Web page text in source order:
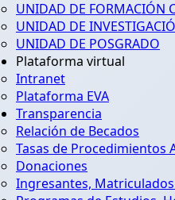
UNIDAD DE FORMACIÓN
UNIDAD DE
UNIDAD DE POSGRADO
Plataforma virtual
Intranet
Plataforma EVA
Transparencia
Relación de Becados
Tasas de Procedimientos
Donaciones
Ingresantes,